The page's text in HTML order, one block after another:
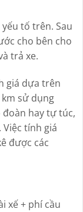
tố trên. Sau
cho bên cho
trả xe.
giá dựa trên
km sử dụng
hay tự túc,
Việc tính giá
được các
xế + phí cầu